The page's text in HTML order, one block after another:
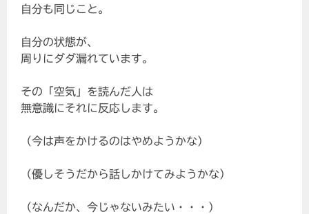
自分も同じこと。
自分の状態が、
周りにダダ漏れています。
その「空気」を読んだ人は
無意識にそれに反応します。
（今は声をかけるのはやめようかな）
（優しそうだから話しかけてみようかな）
（なんだか、今じゃないみたい・・・）